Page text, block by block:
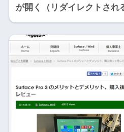
が開く（リダイレクトされ